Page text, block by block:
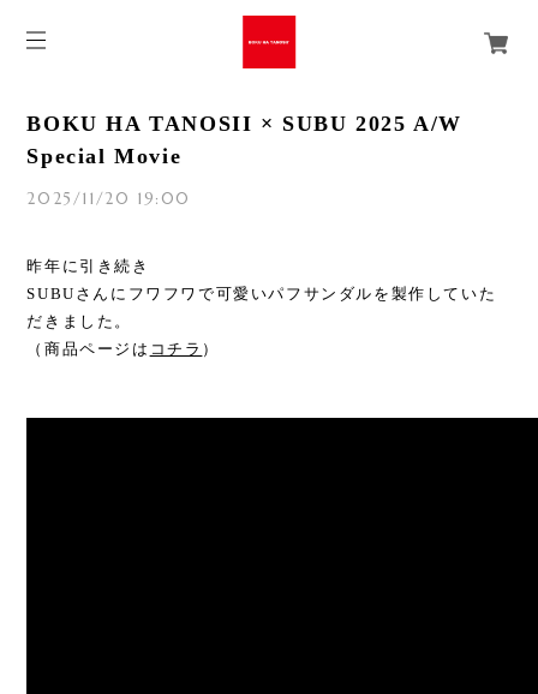
BOKU HA TANOSII × SUBU 2025 A/W
Special Movie
2025/11/20 19:00
昨年に引き続き
SUBUさんにフワフワで可愛いパフサンダルを製作していた
だきました。
（商品ページは コチラ ）